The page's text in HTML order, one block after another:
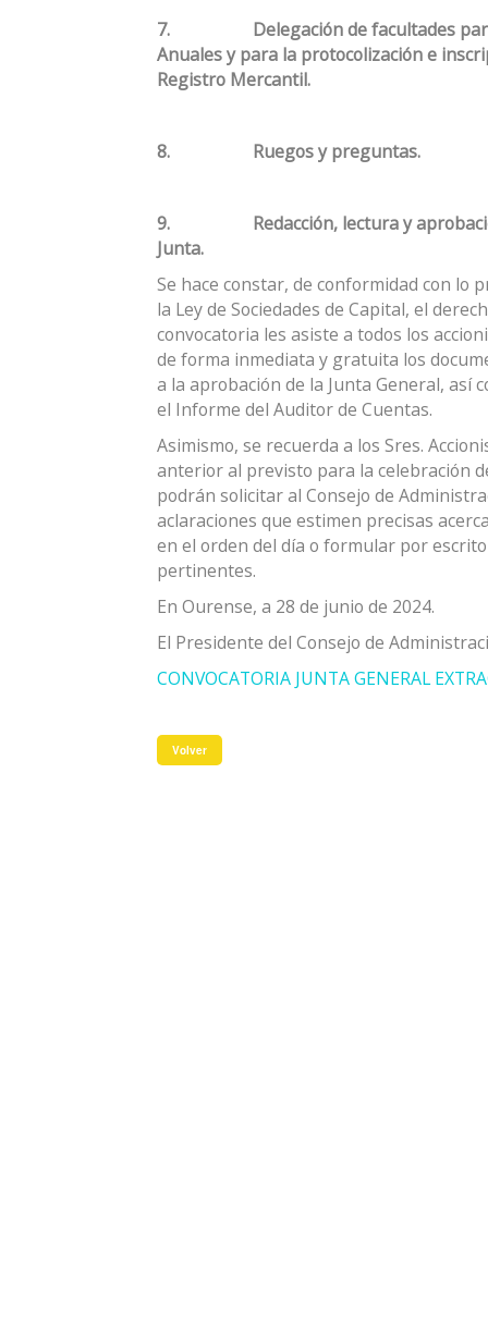
7. Delegación de facultades
Anuales y para la protocolización e
Registro Mercantil.
8. Ruegos y preguntas.
9. Redacción, lectura y
Junta.
Se hace constar, de conformidad con lo
la Ley de Sociedades de Capital, el
convocatoria les asiste a todos los
de forma inmediata y gratuita los
a la aprobación de la Junta General, así
el Informe del Auditor de Cuentas.
Asimismo, se recuerda a los Sres.
anterior al previsto para la celebración
podrán solicitar al Consejo de
aclaraciones que estimen precisas
en el orden del día o formular por
pertinentes.
En Ourense, a 28 de junio de 2024.
El Presidente del Consejo de
CONVOCATORIA JUNTA GENERAL
Volver